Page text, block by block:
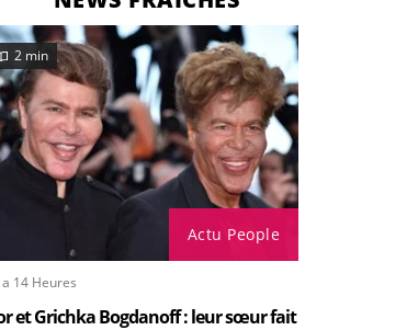
Actu People
2 min
a 14 Heures
et Grichka Bogdanoff : leur sœur fait